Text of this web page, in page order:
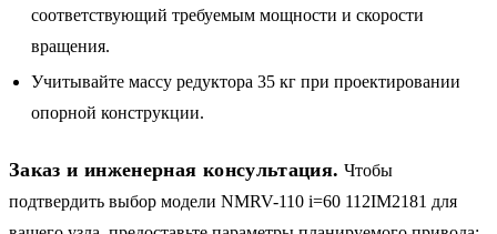
соответствующий требуемым мощности и скорости
вращения.
Учитывайте массу редуктора 35 кг при проектировании
опорной конструкции.
Заказ и инженерная консультация. Чтобы
подтвердить выбор модели NMRV-110 i=60 112IM2181 для